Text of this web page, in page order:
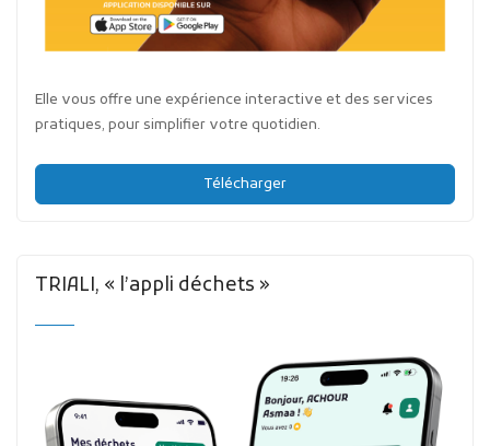
Elle vous offre une expérience interactive et des services
pratiques, pour simplifier votre quotidien.
Télécharger
TRIALI, « l’appli déchets »